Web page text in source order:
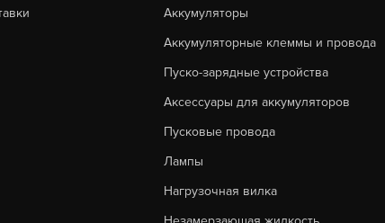
Аккумуляторы
Аккумуляторные клеммы и провода
Пуско-зарядные устройства
Аксессуары для аккумуляторов
Пусковые провода
Лампы
Нагрузочная вилка